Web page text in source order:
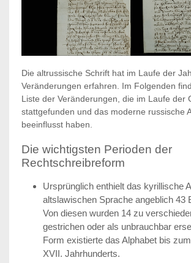
Die altrussische Schrift hat im Laufe der
Veränderungen erfahren. Im Folgenden
Liste der Veränderungen, die im Laufe der
stattgefunden und das moderne russische
beeinflusst haben.
Die wichtigsten Perioden der
Rechtschreibreform
Ursprünglich enthielt das kyrillische
altslawischen Sprache angeblich 43
Von diesen wurden 14 zu
gestrichen oder als unbrauchbar
Form existierte das Alphabet bis
XVII. Jahrhunderts.